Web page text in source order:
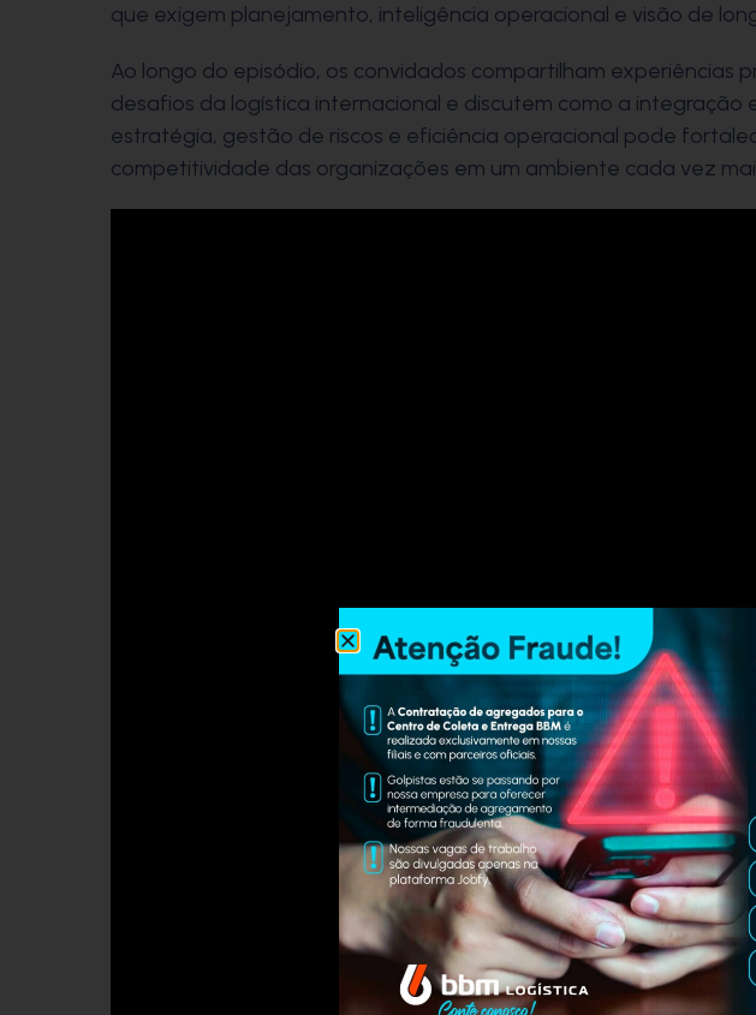
que exigem planejamento, inteligência operacional e visão de
Ao longo do episódio, os convidados compartilham experiências
desafios da logística internacional e discutem como a integração
estratégia, gestão de riscos e eficiência operacional pode
competitividade das organizações em um ambiente cada vez